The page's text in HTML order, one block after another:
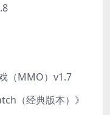
（MMO）v1.7
（经典版本）》